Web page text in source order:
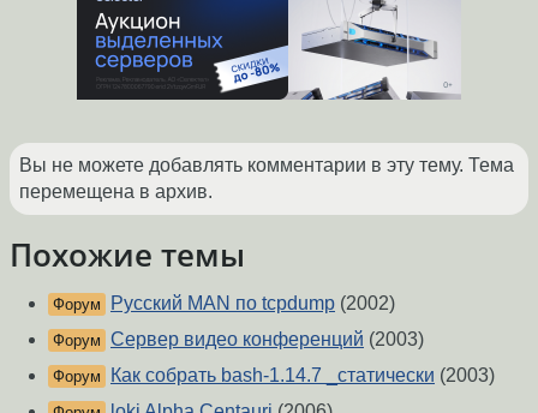
Вы не можете добавлять комментарии в эту тему. Тема
перемещена в архив.
Похожие темы
Форум Русский MAN по tcpdump (2002)
Форум Сервер видео конференций (2003)
Форум Как собрать bash-1.14.7 _статически (2003)